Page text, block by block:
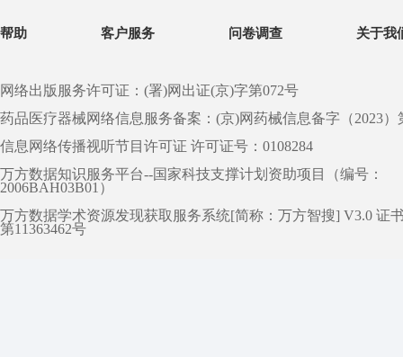
帮助 客户服务 问卷调查 关于我
网络出版服务许可证：(署)网出证(京)字第072号
药品医疗器械网络信息服务备案：(京)网药械信息备字（2023）
信息网络传播视听节目许可证 许可证号：0108284
万方数据知识服务平台--国家科技支撑计划资助项目（编号：
2006BAH03B01）
万方数据学术资源发现获取服务系统[简称：万方智搜] V3.0 证
第11363462号